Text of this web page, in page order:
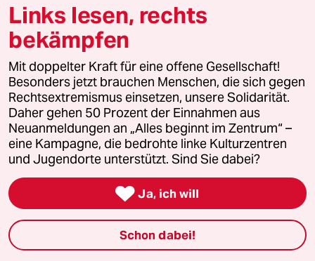
Hausblog
Die Seitenwende
Stellen
Presse
Unterstützen
abo
Links lesen, rechts
bekämpfen
Mit doppelter Kraft für eine offene Gesellschaft!
Besonders jetzt brauchen Menschen, die sich gegen
Rechtsextremismus einsetzen, unsere Solidarität.
Daher gehen 50 Prozent der Einnahmen aus
Neuanmeldungen an „Alles beginnt im Zentrum“ –
eine Kampagne, die bedrohte linke Kulturzentren
und Jugendorte unterstützt. Sind Sie dabei?
 Ja, ich will
Schon dabei!